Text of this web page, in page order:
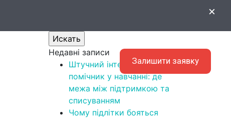
×
Залишити заявку
Искать
Недавні записи
Штучний інтелект як
помічник у навчанні: де
межа між підтримкою та
списуванням
Чому підлітки бояться